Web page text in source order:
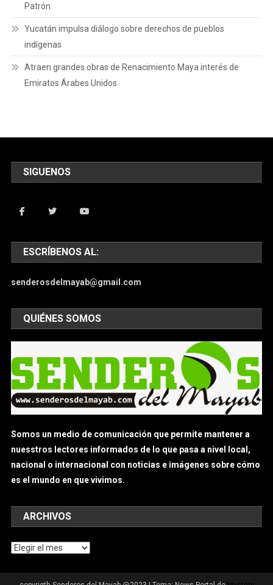
Patrón
Yucatán impulsa diálogo sobre derechos de pueblos
indígenas
Atraen grandes obras de Renacimiento Maya interés de
Emiratos Árabes Unidos
SIGUENOS
ESCRÍBENOS AL:
senderosdelmayab@gmail.com
QUIÉNES SOMOS
Somos un medio de comunicación que permite mantener a
nuesstros lectores informados de lo que pasa a nivel local,
nacional o internacional con noticias e imágenes sobre cómo
es el mundo en que vivimos.
ARCHIVOS
Archivos